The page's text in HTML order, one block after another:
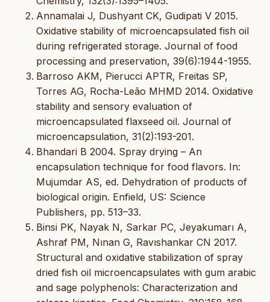
Annamalai J, Dushyant CK, Gudipati V 2015.
Oxidative stability of microencapsulated fish oil
during refrigerated storage. Journal of food
processing and preservation, 39(6):1944-1955.
Barroso AKM, Pierucci APTR, Freitas SP,
Torres AG, Rocha-Leão MHMD 2014. Oxidative
stability and sensory evaluation of
microencapsulated flaxseed oil. Journal of
microencapsulation, 31(2):193-201.
Bhandari B 2004. Spray drying – An
encapsulation technique for food flavors. In:
Mujumdar AS, ed. Dehydration of products of
biological origin. Enfield, US: Science
Publishers, pp. 513–33.
Binsi PK, Nayak N, Sarkar PC, Jeyakumarı A,
Ashraf PM, Nınan G, Ravıshankar CN 2017.
Structural and oxidative stabilization of spray
dried fish oil microencapsulates with gum arabic
and sage polyphenols: Characterization and